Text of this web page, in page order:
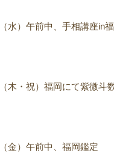
水）午前中、手相講座in
木・祝）福岡にて紫微斗
金）午前中、福岡鑑定